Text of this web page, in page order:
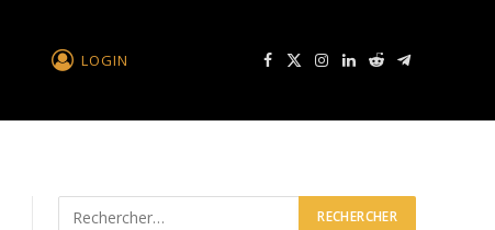
LOGIN Facebook
X Instagram
LinkedIn
RedditTélégramme